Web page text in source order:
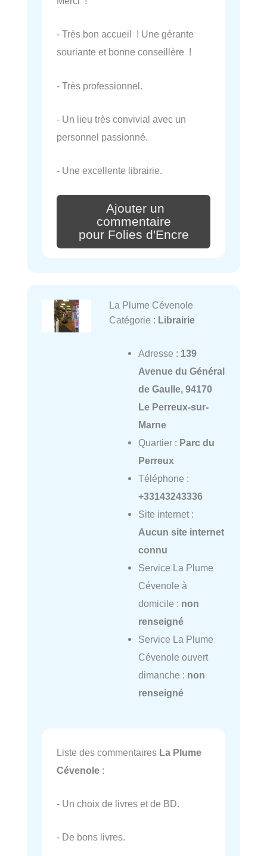
- Très bon accueil ! Une gérante
souriante et bonne conseillère !
- Très professionnel.
- Un lieu très convivial avec un
personnel passionné.
- Une excellente librairie.
Ajouter un
commentaire
pour Folies d'Encre
La Plume Cévenole
Catégorie : Librairie
Adresse : 139
Avenue du Général
de Gaulle, 94170
Le Perreux-sur-
Marne
Quartier : Parc du
Perreux
Téléphone :
+33143243336
Site internet :
Aucun site internet
connu
Service La Plume
Cévenole à
domicile : non
renseigné
Service La Plume
Cévenole ouvert
dimanche : non
renseigné
Liste des commentaires La Plume
Cévenole :
- Un choix de livres et de BD.
- De bons livres.